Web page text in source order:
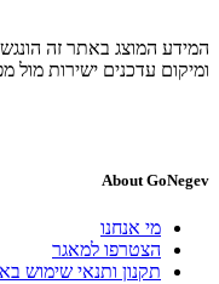
המידע המוצג באתר זה
ומיקום עדכנים ישירות
About GoNegev
מי אנחנו
הצטרפו למאגר
תקנון ותנאי שימוש